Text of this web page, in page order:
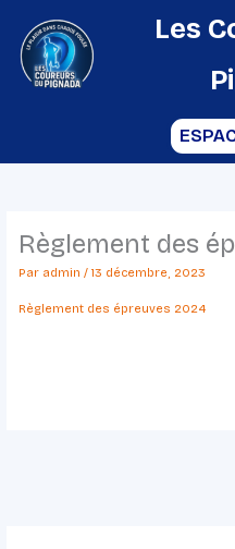
contenu
Les
Règlement des
Par admin / 13 décembre, 2023
Règlement des épreuves 2024